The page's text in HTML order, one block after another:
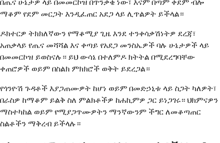
በጤና ሁኔታዎ ላይ በመመርኮዝ በጥንቃቄ ነው፣ እናም በጣም ቀደም ብሎ
ማቆም የደም መርጋት እንዲፈጠር አደጋ ላይ ሊጥልዎት ይችላል።
ዶክተርዎ ትክክለኛውን የማቆሚያ ጊዜ እንደ ተንቀሳቃሽነትዎ ደረጃ፣
አጠቃላይ የጤና መሻሻል እና ቀጣይ የአደጋ መንስኤዎች ባሉ ሁኔታዎች ላይ
በመመርኮዝ ይወስናሉ። ይህ ውሳኔ በተለምዶ ክትትል በሚደረግባቸው
ቀጠሮዎች ወይም በስልክ ምክክሮች ወቅት ይደረጋል።
የጎንዮሽ ጉዳቶች እያጋጠሙዎት ከሆነ ወይም በመድኃኒቱ ላይ ስጋት ካለዎት፣
በራስዎ ከማቆም ይልቅ ስለ ምልክቶችዎ ከሐኪምዎ ጋር ይነጋገሩ። ህክምናዎን
ማስተካከል ወይም የሚያጋጥሙዎትን ማንኛውንም ችግር ለመቆጣጠር
ስልቶችን ማቅረብ ይችላሉ።